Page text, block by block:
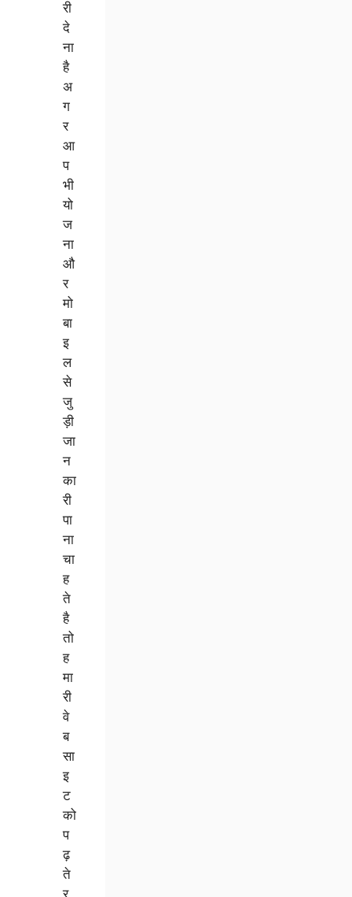
री
दे
ना
है
अ
ग
र
आ
प
भी
यो
ज
ना
औ
र
मो
बा
इ
ल
से
जु
ड़ी
जा
न
का
री
पा
ना
चा
ह
ते
है
तो
ह
मा
री
वे
ब
सा
इ
ट
को
प
ढ़
ते